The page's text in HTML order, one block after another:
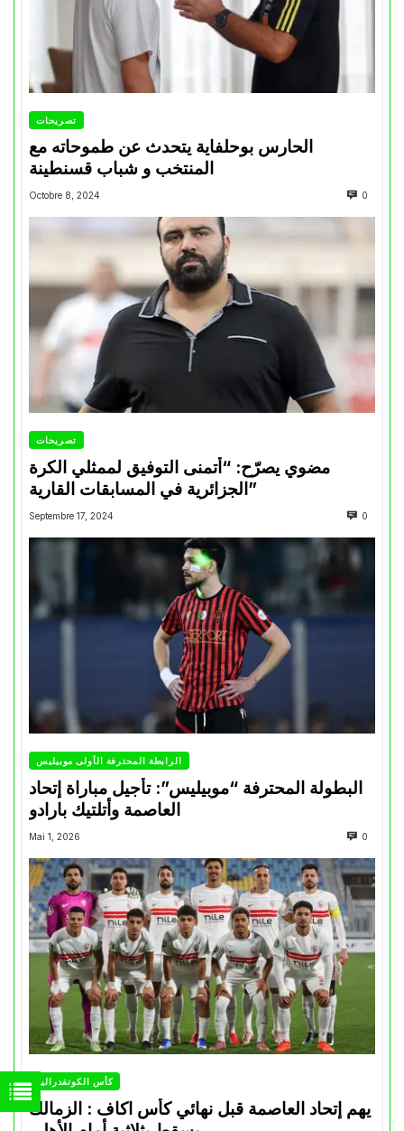
تصريحات
الحارس بوحلفاية يتحدث عن طموحاته مع
المنتخب و شباب قسنطينة
Octobre 8, 2024 0
تصريحات
مضوي يصرّح: “أتمنى التوفيق لممثلي الكرة
الجزائرية في المسابقات القارية”
Septembre 17, 2024 0
الرابطة المحترفة الأولى موبيليس
البطولة المحترفة “موبيليس”: تأجيل مباراة إتحاد
العاصمة وأتلتيك بارادو
Mai 1, 2026 0
كأس الكونفدرالية
يهم إتحاد العاصمة قبل نهائي كأس اكاف : الزمالك